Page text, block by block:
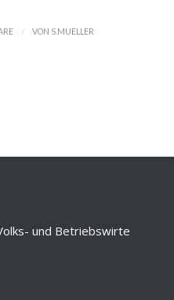
/ VON S.MUELLER
und Betriebswirte